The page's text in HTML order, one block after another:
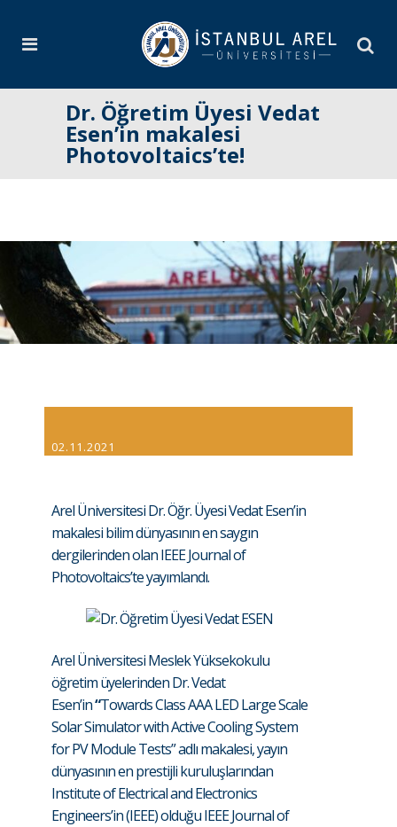
Dr. Öğretim Üyesi Vedat
Esen’in makalesi
Photovoltaics’te!
02.11.2021
Arel Üniversitesi Dr. Öğr. Üyesi Vedat Esen’in
makalesi bilim dünyasının en saygın
dergilerinden olan IEEE Journal of
Photovoltaics’te yayımlandı.
Arel Üniversitesi Meslek Yüksekokulu
öğretim üyelerinden Dr. Vedat
Esen’in“Towards Class AAA LED Large Scale
Solar Simulator with Active Cooling System
for PV Module Tests” adlı makalesi, yayın
dünyasının en prestijli kuruluşlarından
Institute of Electrical and Electronics
Engineers’in (IEEE) olduğu IEEE Journal of